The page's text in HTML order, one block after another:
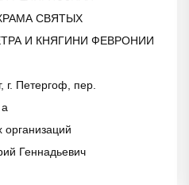
СВЯТЫХ
И КНЯГИНИ ФЕВРОНИИ
г. Петергоф, пер.
организаций
Геннадьевич